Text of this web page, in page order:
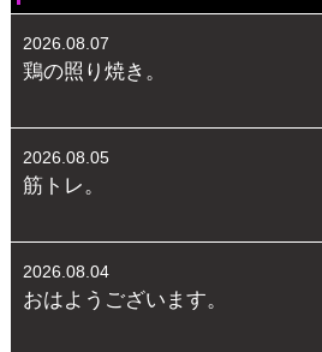
2026.08.07
鶏の照り焼き。
2026.08.05
筋トレ。
2026.08.04
おはようございます。